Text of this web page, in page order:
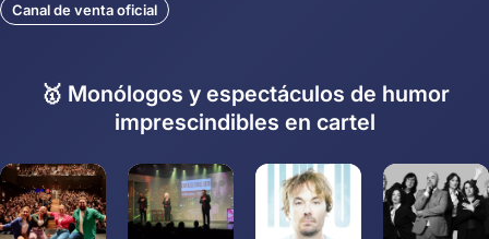
Canal de venta oficial
🥇 Monólogos y espectáculos de humor
imprescindibles en cartel